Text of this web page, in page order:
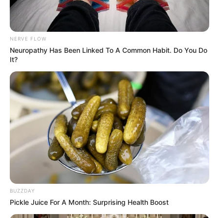
NERVE FLOW
Neuropathy Has Been Linked To A Common Habit. Do You Do
It?
BUZZDAY
Pickle Juice For A Month: Surprising Health Boost